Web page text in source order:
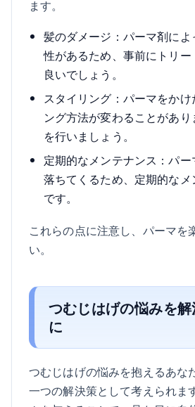
ます。
髪のダメージ：パーマ剤に
性があるため、事前にトリー
良いでしょう。
スタイリング：パーマをかけ
ング方法が変わることがあ
を行いましょう。
定期的なメンテナンス：パ
落ちてくるため、定期的な
です。
これらの点に注意し、パーマを
い。
つむじはげの悩みを
に
つむじはげの悩みを抱えるあな
一つの解決策として考えられま